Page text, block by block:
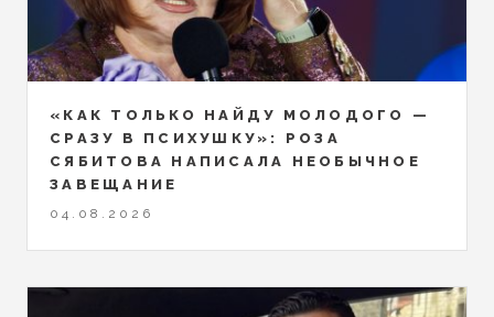
«КАК ТОЛЬКО НАЙДУ МОЛОДОГО —
СРАЗУ В ПСИХУШКУ»: РОЗА
СЯБИТОВА НАПИСАЛА НЕОБЫЧНОЕ
ЗАВЕЩАНИЕ
04.08.2026